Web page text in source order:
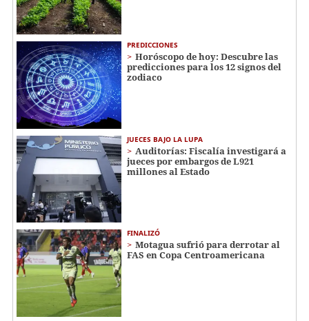
PREDICCIONES
Horóscopo de hoy: Descubre las
predicciones para los 12 signos del
zodiaco
JUECES BAJO LA LUPA
Auditorías: Fiscalía investigará a
jueces por embargos de L921
millones al Estado
FINALIZÓ
Motagua sufrió para derrotar al
FAS en Copa Centroamericana